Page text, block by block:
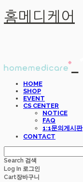
홈메디케어
HOME
SHOP
EVENT
CS CENTER
NOTICE
FAQ
1:1문의게시판
CONTACT
Search 검색
Log In 로그인
Cart장바구니